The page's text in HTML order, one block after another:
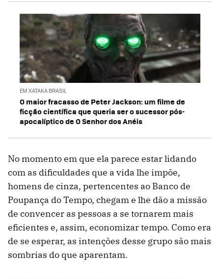
EM XATAKA BRASIL
O maior fracasso de Peter Jackson: um filme de
ficção científica que queria ser o sucessor pós-
apocalíptico de O Senhor dos Anéis
No momento em que ela parece estar lidando
com as dificuldades que a vida lhe impõe,
homens de cinza, pertencentes ao Banco de
Poupança do Tempo, chegam e lhe dão a missão
de convencer as pessoas a se tornarem mais
eficientes e, assim, economizar tempo. Como era
de se esperar, as intenções desse grupo são mais
sombrias do que aparentam.